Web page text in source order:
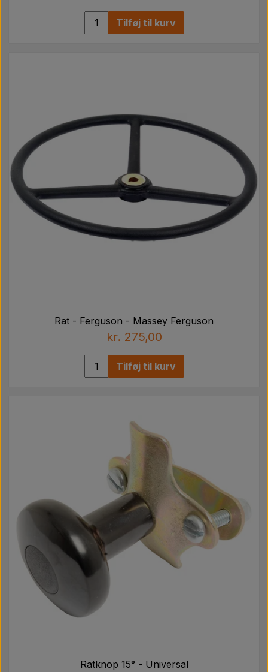
Tilføj til kurv
Rat - Ferguson - Massey Ferguson
kr. 275,00
Tilføj til kurv
Ratknop 15° - Universal